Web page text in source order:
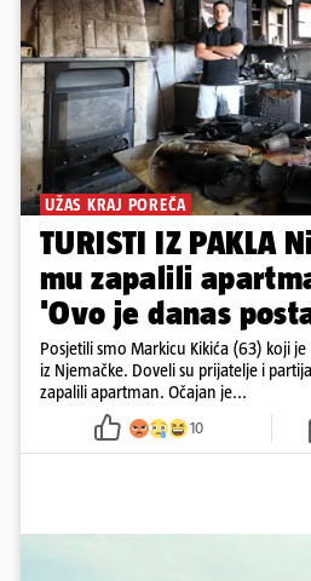
UŽAS KRAJ POREČA
TURISTI IZ PAKLA
mu zapalili
'Ovo je danas
Posjetili smo Markicu Kikića (63) koji
iz Njemačke. Doveli su prijatelje i
zapalili apartman. Očajan je...
10